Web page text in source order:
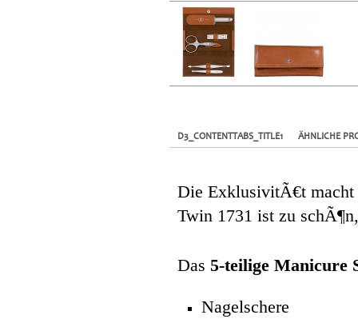
D3_CONTENTTABS_TITLE1 ÄHNLICHE
Die ExklusivitÃ€t macht
Twin 1731 ist zu
Das 5-teilige Manicure
Nagelschere